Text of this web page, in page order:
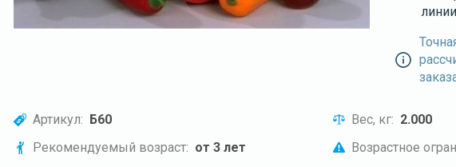
Артикул: Б60
Рекомендуемый возраст: от 3 лет
Вес, кг: 2.000
Возрастное